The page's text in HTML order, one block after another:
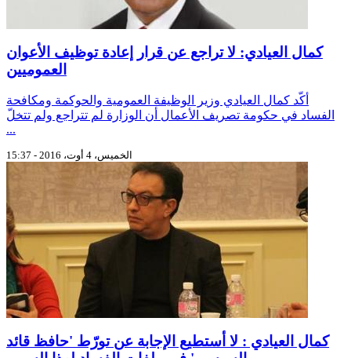
كمال العيادي: لا تراجع عن قرار إعادة توظيف الأعوان
العموميين
أكّد كمال العيادي وزير الوظيفة العمومية والحوكمة ومكافحة
الفساد في حكومة تصريف الأعمال أن الوزارة لم تتراجع ولم تتخلّ
...
الخميس، 4 أوت، 2016 - 15:37
كمال العيادي : لا أستطيع الإجابة عن تورّط 'حافظ قائد